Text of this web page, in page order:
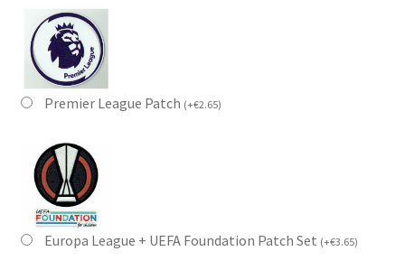
Premier League Patch (+€2.65)
Europa League + UEFA Foundation Patch Set (+€3.65)